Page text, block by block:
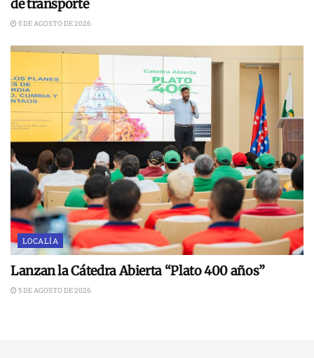
de transporte
5 DE AGOSTO DE 2026
LOCALÍA
Lanzan la Cátedra Abierta “Plato 400 años”
5 DE AGOSTO DE 2026